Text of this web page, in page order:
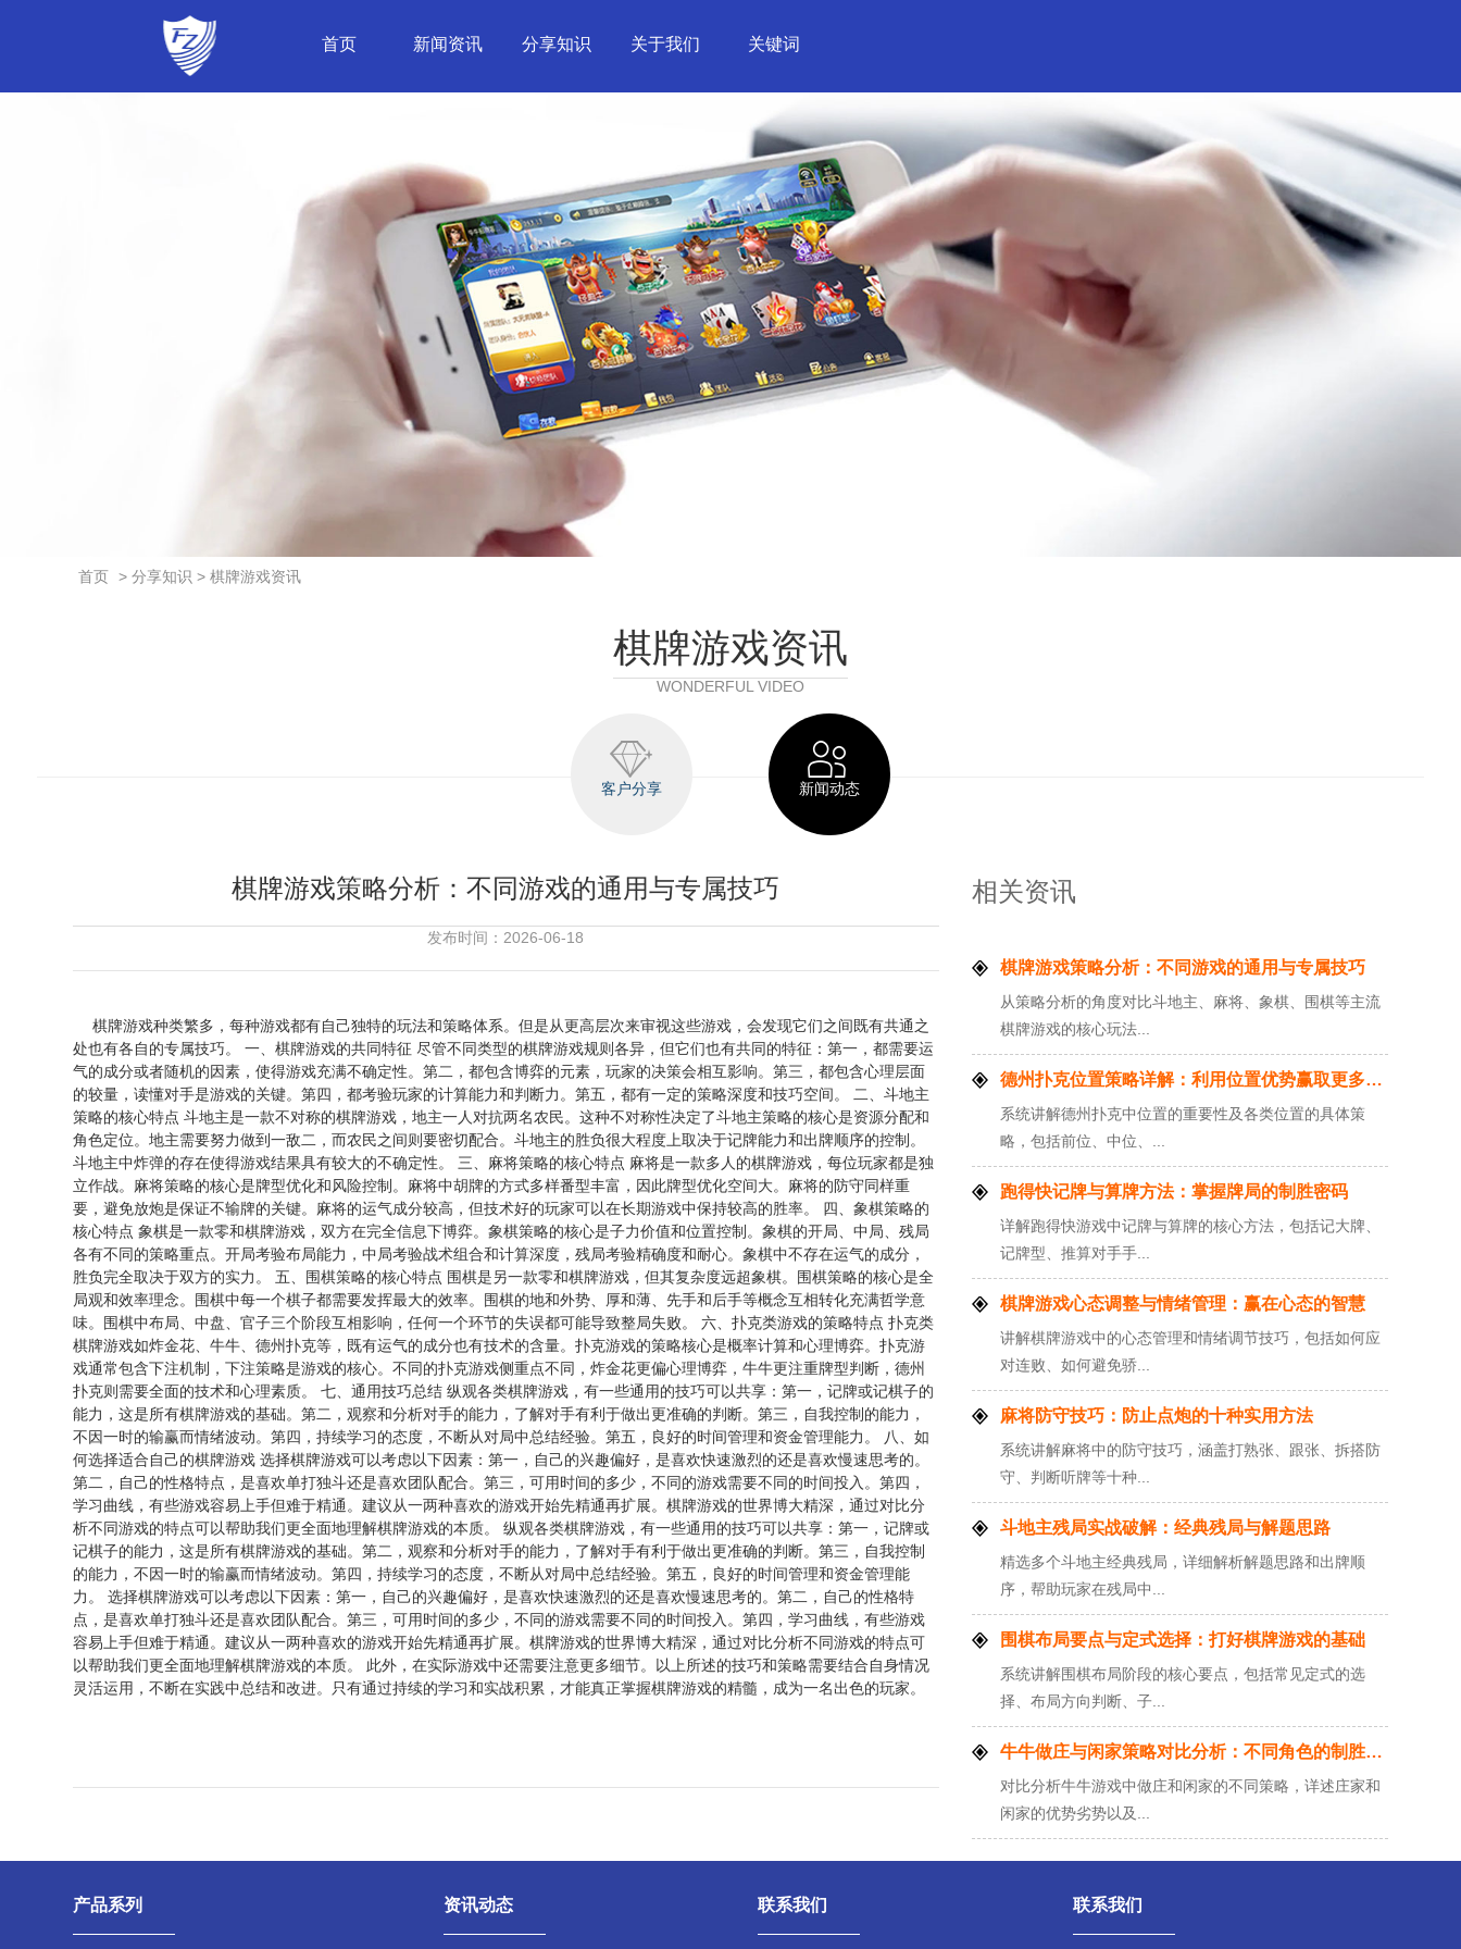
首页 新闻资讯 分享知识 关于我们 关键词
首页 > 分享知识 > 棋牌游戏资讯
棋牌游戏资讯
WONDERFUL VIDEO
客户分享 新闻动态
棋牌游戏策略分析：不同游戏的通用与专属技巧
发布时间：2026-06-18
棋牌游戏种类繁多，每种游戏都有自己独特的玩法和策略体系。但是从更高层次来审视这些游戏，会发现它们之间既有共通之
处也有各自的专属技巧。 一、棋牌游戏的共同特征 尽管不同类型的棋牌游戏规则各异，但它们也有共同的特征：第一，都需要运
气的成分或者随机的因素，使得游戏充满不确定性。第二，都包含博弈的元素，玩家的决策会相互影响。第三，都包含心理层面
的较量，读懂对手是游戏的关键。第四，都考验玩家的计算能力和判断力。第五，都有一定的策略深度和技巧空间。 二、斗地主
策略的核心特点 斗地主是一款不对称的棋牌游戏，地主一人对抗两名农民。这种不对称性决定了斗地主策略的核心是资源分配和
角色定位。地主需要努力做到一敌二，而农民之间则要密切配合。斗地主的胜负很大程度上取决于记牌能力和出牌顺序的控制。
斗地主中炸弹的存在使得游戏结果具有较大的不确定性。 三、麻将策略的核心特点 麻将是一款多人的棋牌游戏，每位玩家都是独
立作战。麻将策略的核心是牌型优化和风险控制。麻将中胡牌的方式多样番型丰富，因此牌型优化空间大。麻将的防守同样重
要，避免放炮是保证不输牌的关键。麻将的运气成分较高，但技术好的玩家可以在长期游戏中保持较高的胜率。 四、象棋策略的
核心特点 象棋是一款零和棋牌游戏，双方在完全信息下博弈。象棋策略的核心是子力价值和位置控制。象棋的开局、中局、残局
各有不同的策略重点。开局考验布局能力，中局考验战术组合和计算深度，残局考验精确度和耐心。象棋中不存在运气的成分，
胜负完全取决于双方的实力。 五、围棋策略的核心特点 围棋是另一款零和棋牌游戏，但其复杂度远超象棋。围棋策略的核心是全
局观和效率理念。围棋中每一个棋子都需要发挥最大的效率。围棋的地和外势、厚和薄、先手和后手等概念互相转化充满哲学意
味。围棋中布局、中盘、官子三个阶段互相影响，任何一个环节的失误都可能导致整局失败。 六、扑克类游戏的策略特点 扑克类
棋牌游戏如炸金花、牛牛、德州扑克等，既有运气的成分也有技术的含量。扑克游戏的策略核心是概率计算和心理博弈。扑克游
戏通常包含下注机制，下注策略是游戏的核心。不同的扑克游戏侧重点不同，炸金花更偏心理博弈，牛牛更注重牌型判断，德州
扑克则需要全面的技术和心理素质。 七、通用技巧总结 纵观各类棋牌游戏，有一些通用的技巧可以共享：第一，记牌或记棋子的
能力，这是所有棋牌游戏的基础。第二，观察和分析对手的能力，了解对手有利于做出更准确的判断。第三，自我控制的能力，
不因一时的输赢而情绪波动。第四，持续学习的态度，不断从对局中总结经验。第五，良好的时间管理和资金管理能力。 八、如
何选择适合自己的棋牌游戏 选择棋牌游戏可以考虑以下因素：第一，自己的兴趣偏好，是喜欢快速激烈的还是喜欢慢速思考的。
第二，自己的性格特点，是喜欢单打独斗还是喜欢团队配合。第三，可用时间的多少，不同的游戏需要不同的时间投入。第四，
学习曲线，有些游戏容易上手但难于精通。建议从一两种喜欢的游戏开始先精通再扩展。棋牌游戏的世界博大精深，通过对比分
析不同游戏的特点可以帮助我们更全面地理解棋牌游戏的本质。 纵观各类棋牌游戏，有一些通用的技巧可以共享：第一，记牌或
记棋子的能力，这是所有棋牌游戏的基础。第二，观察和分析对手的能力，了解对手有利于做出更准确的判断。第三，自我控制
的能力，不因一时的输赢而情绪波动。第四，持续学习的态度，不断从对局中总结经验。第五，良好的时间管理和资金管理能
力。 选择棋牌游戏可以考虑以下因素：第一，自己的兴趣偏好，是喜欢快速激烈的还是喜欢慢速思考的。第二，自己的性格特
点，是喜欢单打独斗还是喜欢团队配合。第三，可用时间的多少，不同的游戏需要不同的时间投入。第四，学习曲线，有些游戏
容易上手但难于精通。建议从一两种喜欢的游戏开始先精通再扩展。棋牌游戏的世界博大精深，通过对比分析不同游戏的特点可
以帮助我们更全面地理解棋牌游戏的本质。 此外，在实际游戏中还需要注意更多细节。以上所述的技巧和策略需要结合自身情况
灵活运用，不断在实践中总结和改进。只有通过持续的学习和实战积累，才能真正掌握棋牌游戏的精髓，成为一名出色的玩家。
相关资讯
棋牌游戏策略分析：不同游戏的通用与专属技巧
从策略分析的角度对比斗地主、麻将、象棋、围棋等主流
棋牌游戏的核心玩法...
德州扑克位置策略详解：利用位置优势赢取更多底池
系统讲解德州扑克中位置的重要性及各类位置的具体策
略，包括前位、中位、...
跑得快记牌与算牌方法：掌握牌局的制胜密码
详解跑得快游戏中记牌与算牌的核心方法，包括记大牌、
记牌型、推算对手手...
棋牌游戏心态调整与情绪管理：赢在心态的智慧
讲解棋牌游戏中的心态管理和情绪调节技巧，包括如何应
对连败、如何避免骄...
麻将防守技巧：防止点炮的十种实用方法
系统讲解麻将中的防守技巧，涵盖打熟张、跟张、拆搭防
守、判断听牌等十种...
斗地主残局实战破解：经典残局与解题思路
精选多个斗地主经典残局，详细解析解题思路和出牌顺
序，帮助玩家在残局中...
围棋布局要点与定式选择：打好棋牌游戏的基础
系统讲解围棋布局阶段的核心要点，包括常见定式的选
择、布局方向判断、子...
牛牛做庄与闲家策略对比分析：不同角色的制胜之道
对比分析牛牛游戏中做庄和闲家的不同策略，详述庄家和
闲家的优势劣势以及...
产品系列 资讯动态 联系我们 联系我们